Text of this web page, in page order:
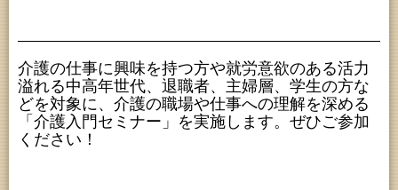
介護の仕事に興味を持つ方や就労意欲のある活力
溢れる中高年世代、退職者、主婦層、学生の方な
どを対象に、介護の職場や仕事への理解を深める
「介護入門セミナー」を実施します。ぜひご参加
ください！